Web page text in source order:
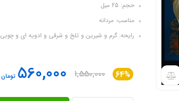
حجم: 25 میل
مناسب: مردانه
رایحه: گرم و شیرین و تلخ و شرقی و ادویه ای و چوبی
64%
1,550,000
560,000 تومان